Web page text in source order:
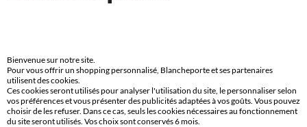
sous 30 jours avec Mondial Relay uniquement
Service clients
par chat et par téléphone
de 8h00 à 20h00 du lundi au samedi
Bienvenue sur notre site.
Pour vous offrir un shopping personnalisé, Blancheporte et ses partenaires
utilisent des cookies.
Ces cookies seront utilisés pour analyser l'utilisation du site, le personnaliser selon
vos préférences et vous présenter des publicités adaptées à vos goûts. Vous pouvez
choisir de les refuser. Dans ce cas, seuls les cookies nécessaires au fonctionnement
du site seront utilisés. Vos choix sont conservés 6 mois.